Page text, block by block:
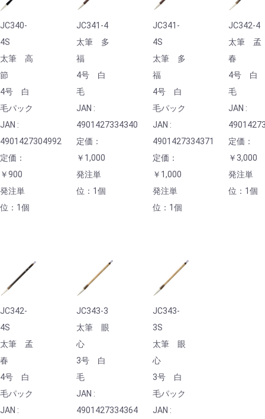
JC340-
4S
太筆 高
節
4号 白
毛パック
JAN :
4901427304992
定価：
￥900
発注単
位：1個
JC341-4
太筆 多
福
4号 白
毛
JAN :
4901427334340
定価：
￥1,000
発注単
位：1個
JC341-
4S
太筆 多
福
4号 白
毛パック
JAN :
4901427334371
定価：
￥1,000
発注単
位：1個
JC342-4
太筆 孟
春
4号 白
毛
JAN :
定価：
￥3,000
発注単
位：1個
JC342-
4S
太筆 孟
春
4号 白
毛パック
JAN :
JC343-3
太筆 眼
心
3号 白
毛
JAN :
4901427334364
JC343-
3S
太筆 眼
心
3号 白
毛パック
JAN :